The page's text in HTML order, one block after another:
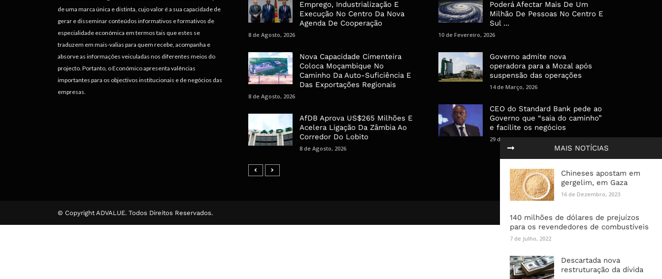
MAIS NOTÍCIAS
Chineses apostam em
gergelim, em Gaza
16 de Dezembro, 2023
140 milhões de dólares de prejuízos
para os revendedores de combustíveis
7 de Julho, 2022
Descartada nova
restruturação da dívida
de uma marca única e distinta, cujo valor é a sua capacidade de
gerar e disseminar conteúdos informativos e formativos de
especialidade económica em termos tais que estes se
traduzem em mais-valias para quem recebe, acompanha e
absorve as informações veiculadas nos diferentes meios do
projecto. Portanto, o Económico apresenta valências
importantes para os objectivos institucionais e de negócios das
empresas.
Emprego, Industrialização E
Execução No Centro Da Nova
Agenda De Cooperação
8 de Agosto, 2026
Nova Capacidade Cimenteira
Coloca Moçambique No
Caminho Da Auto-Suficiência E
Das Exportações Regionais
8 de Agosto, 2026
AfDB Aprova US$265 Milhões E
Acelera Ligação Da Zâmbia Ao
Corredor Do Lobito
8 de Agosto, 2026
Poderá Afectar Mais De Um
Milhão De Pessoas No Centro E
Sul ...
10 de Fevereiro, 2026
Governo admite nova
operadora para a Mozal após
suspensão das operações
14 de Março, 2026
CEO do Standard Bank pede ao
Governo que “saia do caminho”
e facilite os negócios
29 de Janeiro, 2025
© Copyright ADVALUE. Todos Direitos Reservados.